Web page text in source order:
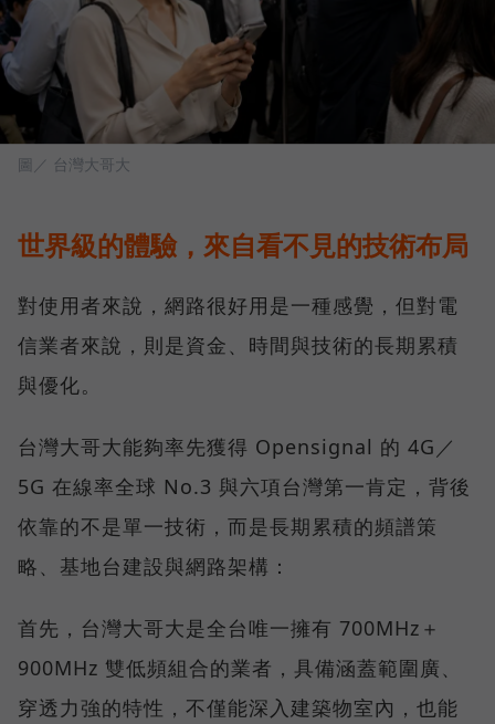
圖／ 台灣大哥大
世界級的體驗，來自看不見的技術布局
對使用者來說，網路很好用是一種感覺，但對電
信業者來說，則是資金、時間與技術的長期累積
與優化。
台灣大哥大能夠率先獲得 Opensignal 的 4G／
5G 在線率全球 No.3 與六項台灣第一肯定，背後
依靠的不是單一技術，而是長期累積的頻譜策
略、基地台建設與網路架構：
首先，台灣大哥大是全台唯一擁有 700MHz＋
900MHz 雙低頻組合的業者，具備涵蓋範圍廣、
穿透力強的特性，不僅能深入建築物室內，也能